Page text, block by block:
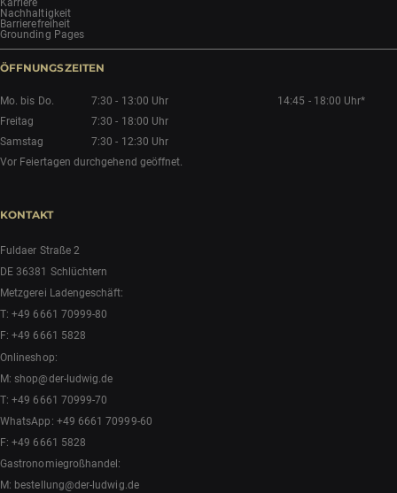
Karriere
Nachhaltigkeit
Barrierefreiheit
Grounding Pages
ÖFFNUNGSZEITEN
Mo. bis Do. 7:30 - 13:00 Uhr
14:45 - 18:00 Uhr*
Freitag
7:30 - 18:00 Uhr
Samstag
7:30 - 12:30 Uhr
Vor Feiertagen durchgehend geöffnet.
KONTAKT
Fuldaer Straße 2
DE 36381 Schlüchtern
Metzgerei Ladengeschäft:
T:+49 6661 70999-80
F: +49 6661 5828
Onlineshop:
M:shop@der-ludwig.de
T:+49 6661 70999-70
WhatsApp: +49 6661 70999-60
F: +49 6661 5828
Gastronomiegroßhandel:
M: bestellung@der-ludwig.de